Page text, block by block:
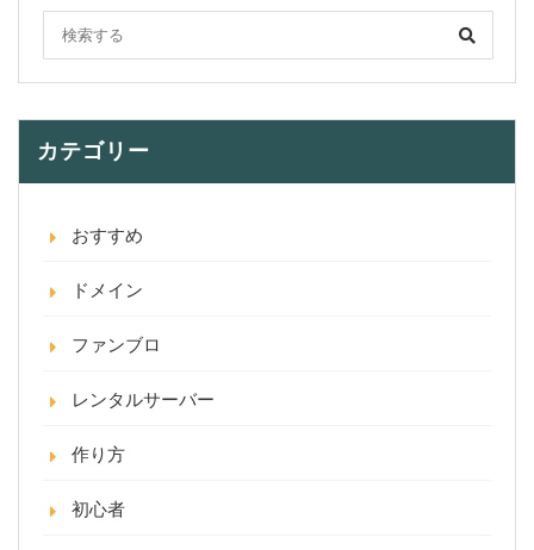
カテゴリー
おすすめ
ドメイン
ファンブロ
レンタルサーバー
作り方
初心者